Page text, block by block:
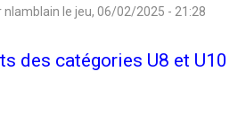
n°205
nlamblain le jeu, 06/02/2025 - 21:28
des catégories U8 et U10